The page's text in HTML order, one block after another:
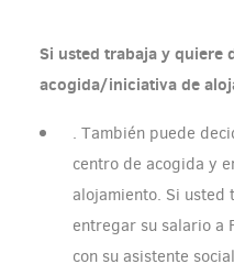
Si usted trabaja y quiere
acogida/iniciativa de
. También puede
centro de acogida y
alojamiento. Si usted
entregar su salario a
con su asistente